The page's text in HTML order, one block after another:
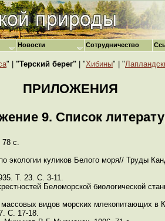
" | "Терский берег" | "Хибины" | "
ПРИЛОЖЕНИЯ
9. Список
78 с.
куликов Белого моря// Труды
Т. 23. С. 3-11.
Беломорской биологической
видов морских млекопитающих в
С. 17-18.
Новости Сотрудничество